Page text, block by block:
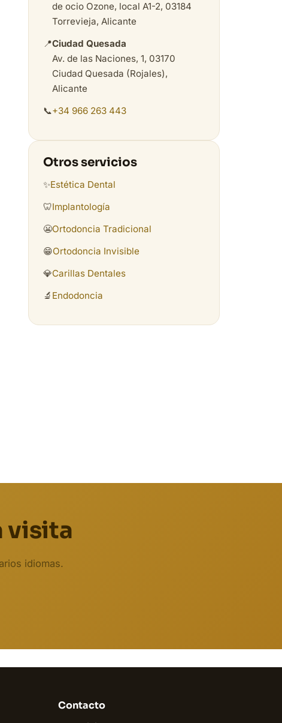
de ocio Ozone, local A1-2, 03184
Torrevieja, Alicante
📍Ciudad Quesada
Av. de las Naciones, 1, 03170
Ciudad Quesada (Rojales),
Alicante
📞+34 966 263 443
Otros servicios
✨Estética Dental
🦷Implantología
😬Ortodoncia Tradicional
😁Ortodoncia Invisible
💎Carillas Dentales
🔬 Endodoncia
visita
idiomas.
Contacto